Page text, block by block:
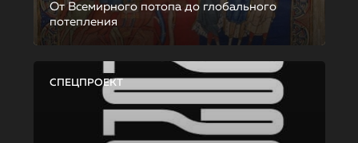
От Всемирного потопа до глобального
потепления
СПЕЦПРОЕКТ